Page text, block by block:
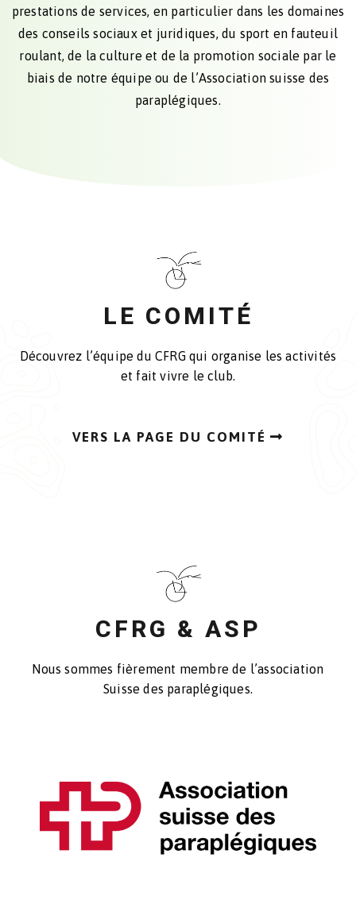
prestations de services, en particulier dans les domaines
des conseils sociaux et juridiques, du sport en fauteuil
roulant, de la culture et de la promotion sociale par le
biais de notre équipe ou de l’Association suisse des
paraplégiques.
LE COMITÉ
Découvrez l’équipe du CFRG qui organise les activités
et fait vivre le club.
VERS LA PAGE DU COMITÉ
CFRG & ASP
Nous sommes fièrement membre de l’association
Suisse des paraplégiques.